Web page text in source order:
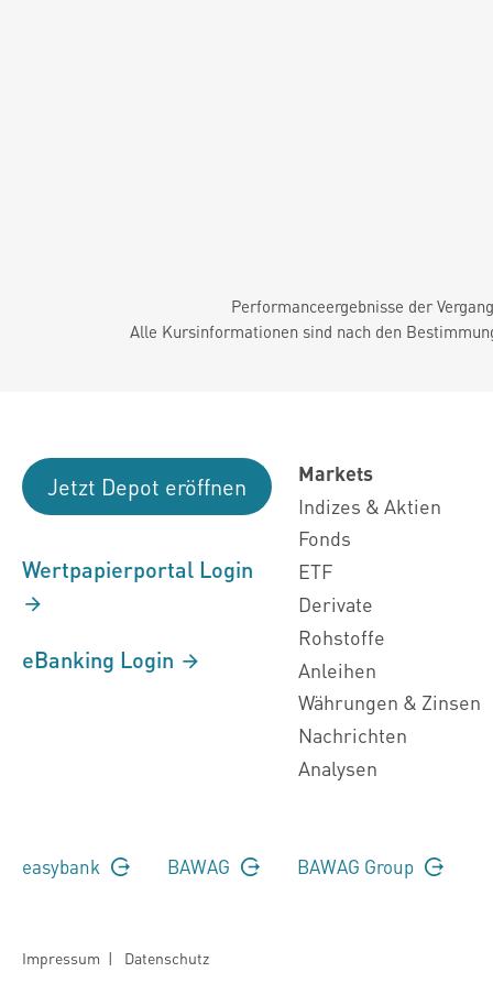
Performanceergebnisse der
Alle Kursinformationen sind nach den
Jetzt Depot eröffnen
Wertpapierportal Login
eBanking Login
Markets
Indizes & Aktien
Fonds
ETF
Derivate
Rohstoffe
Anleihen
Währungen & Zinsen
Nachrichten
Analysen
easybank BAWAG BAWAG Group
Impressum | Datenschutz